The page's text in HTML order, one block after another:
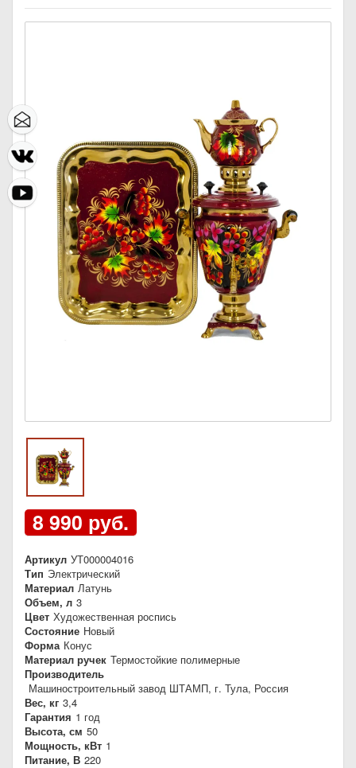
8 990 руб.
Артикул УТ000004016
Тип Электрический
Материал Латунь
Объем, л 3
Цвет Художественная роспись
Состояние Новый
Форма Конус
Материал ручек Термостойкие полимерные
Производитель
Машиностроительный завод ШТАМП, г. Тула, Россия
Вес, кг 3,4
Гарантия 1 год
Высота, см 50
Мощность, кВт 1
Питание, В 220